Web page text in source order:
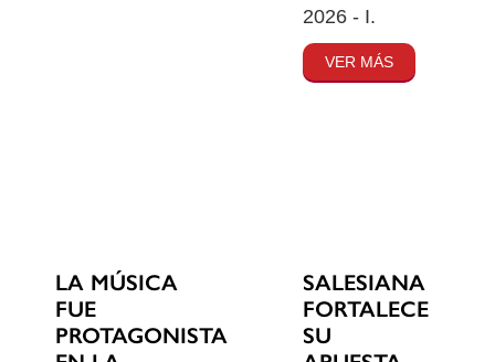
2026 - I.
VER MÁS
LA MÚSICA
FUE
PROTAGONISTA
SALESIANA
FORTALECE
SU